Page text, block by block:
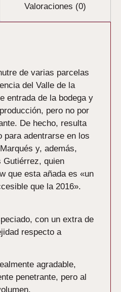
Valoraciones (0)
de varias parcelas
del Valle de la
entrada de la bodega y
pero no por
De hecho, resulta
para adentrarse en los
y, además,
Gutiérrez, quien
que esta añada es «un
que la 2016».
con un extra de
respecto a
agradable,
penetrante, pero al